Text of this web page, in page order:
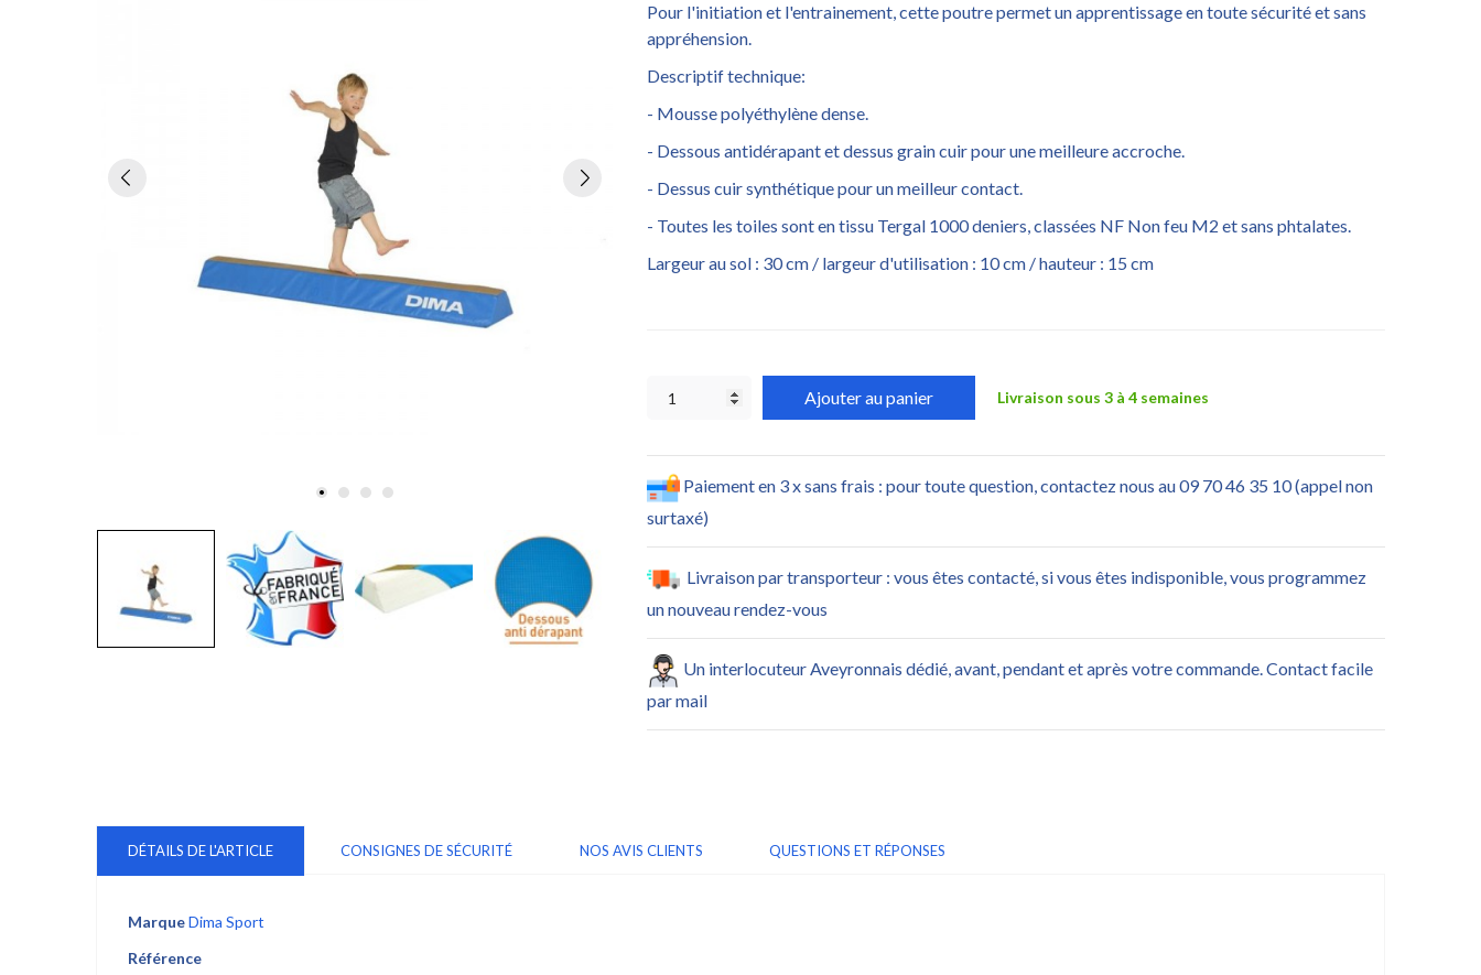
Pour l'initiation et l'entrainement, cette poutre permet un apprentissage en toute sécurité et sans
appréhension.
Descriptif technique:
- Mousse polyéthylène dense.
- Dessous antidérapant et dessus grain cuir pour une meilleure accroche.
- Dessus cuir synthétique pour un meilleur contact.
- Toutes les toiles sont en tissu Tergal 1000 deniers, classées NF Non feu M2 et sans phtalates.
Largeur au sol : 30 cm / largeur d'utilisation : 10 cm / hauteur : 15 cm
Ajouter au panier Livraison sous 3 à 4 semaines
Paiement en 3 x sans frais : pour toute question, contactez nous au 09 70 46 35 10 (appel non
surtaxé)
Livraison par transporteur : vous êtes contacté, si vous êtes indisponible, vous programmez
un nouveau rendez-vous
Un interlocuteur Aveyronnais dédié, avant, pendant et après votre commande. Contact facile
par mail
DÉTAILS DE L'ARTICLE CONSIGNES DE SÉCURITÉ NOS AVIS CLIENTS QUESTIONS ET RÉPONSES
MarqueDima Sport
Référence